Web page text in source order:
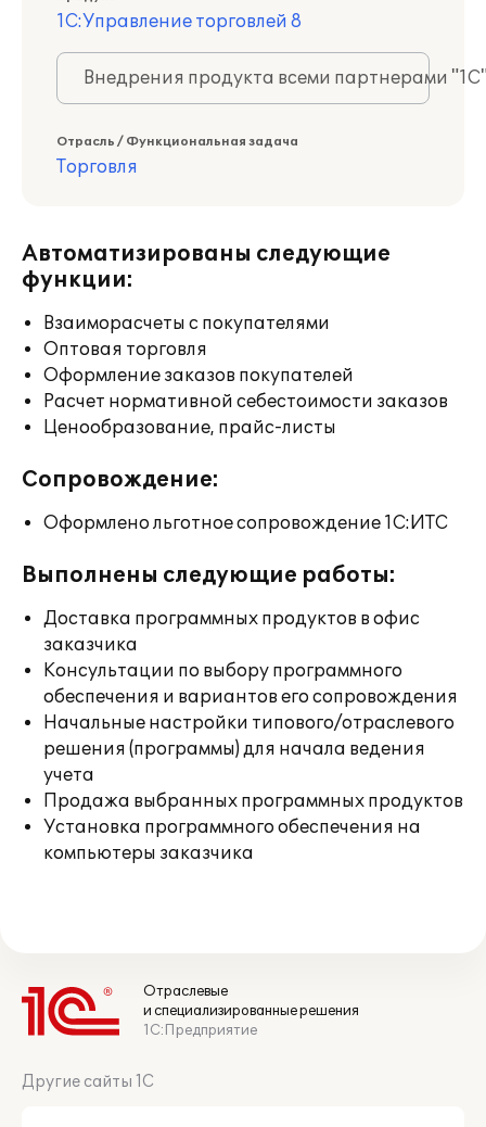
1С:Управление торговлей 8
Внедрения продукта всеми партнерами
Отрасль / Функциональная задача
Торговля
Автоматизированы следующие
функции:
Взаиморасчеты с покупателями
Оптовая торговля
Оформление заказов покупателей
Расчет нормативной себестоимости заказов
Ценообразование, прайс-листы
Сопровождение:
Оформлено льготное сопровождение 1С:ИТС
Выполнены следующие работы:
Доставка программных продуктов в офис
заказчика
Консультации по выбору программного
обеспечения и вариантов его сопровождения
Начальные настройки типового/отраслевого
решения (программы) для начала ведения
учета
Продажа выбранных программных продуктов
Установка программного обеспечения на
компьютеры заказчика
Отраслевые
и специализированные решения
1С:Предприятие
Другие сайты 1С